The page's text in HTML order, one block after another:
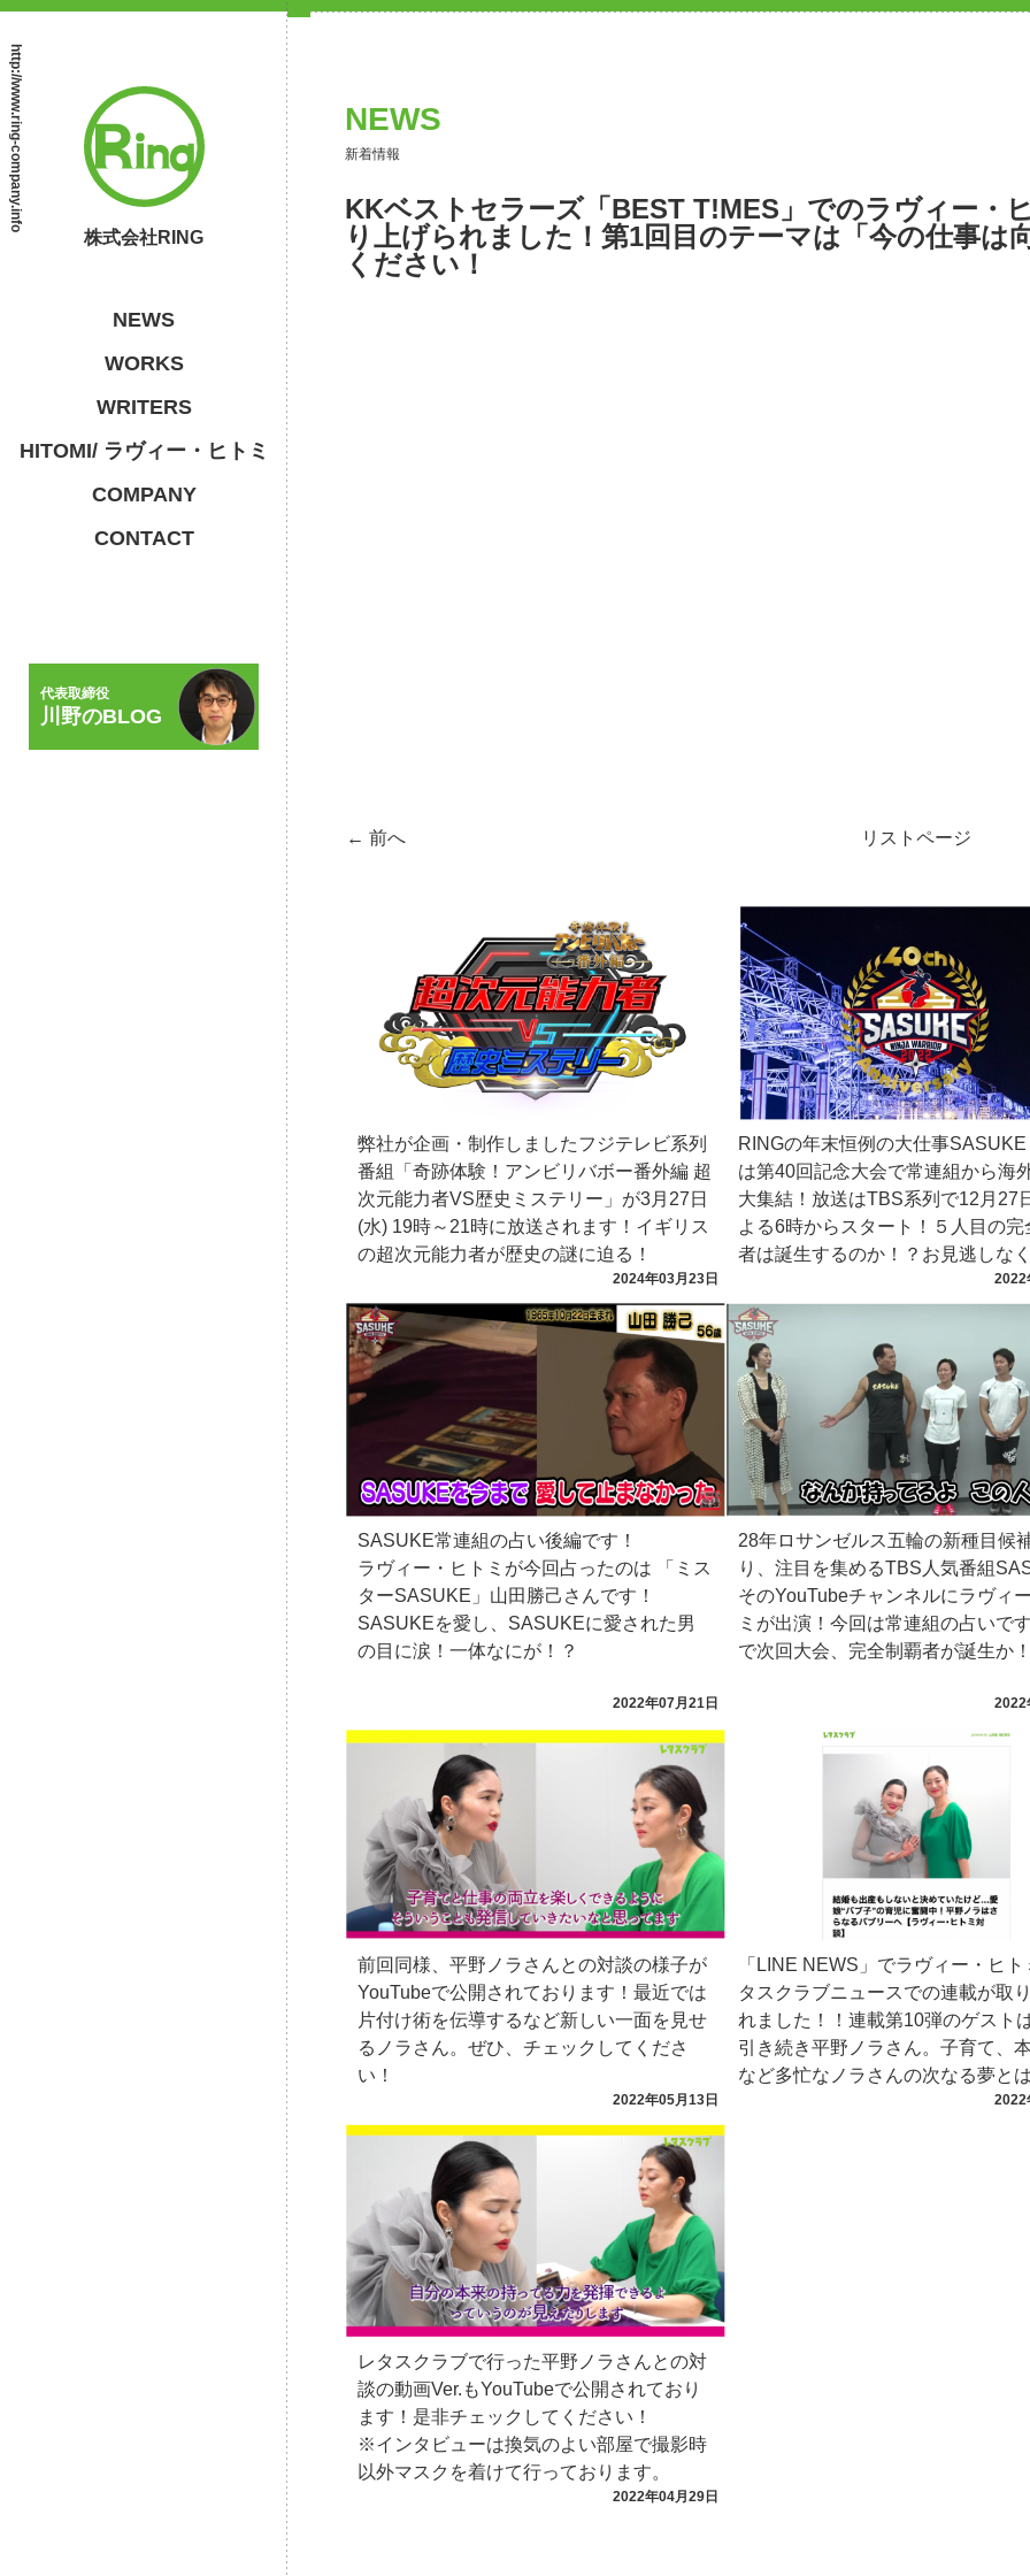
株式会社RING
NEWS
WORKS
WRITERS
HITOMI/ ラヴィー・ヒトミ
COMPANY
CONTACT
代表取締役
川野のBLOG
http://www.ring-company.info NEWS
新着情報
KKベストセラーズ「BEST T!MES」でのラヴィー・
り上げられました！第1回目のテーマは「今の仕事は
ください！
← 前へ リストページ
2024年03月23日
弊社が企画・制作しましたフジテレビ系列
番組「奇跡体験！アンビリバボー番外編 超
次元能力者VS歴史ミステリー」が3月27日
(水) 19時～21時に放送されます！イギリス
の超次元能力者が歴史の謎に迫る！
2022
RINGの年末恒例の大仕事
は第40回記念大会で常連組から海
大集結！放送はTBS系列で12月27
よる6時からスタート！５人目の完
者は誕生するのか！？お見逃しな
2022年07月21日
SASUKE常連組の占い後編です！
ラヴィー・ヒトミが今回占ったのは 「ミス
ターSASUKE」山田勝己さんです！
SASUKEを愛し、SASUKEに愛された男
の目に涙！一体なにが！？
2022
28年ロサンゼルス五輪の新種目候
り、注目を集めるTBS人気番組
そのYouTubeチャンネルにラヴィ
ミが出演！今回は常連組の占いで
で次回大会、完全制覇者が誕生か
2022年05月13日
前回同様、平野ノラさんとの対談の様子が
YouTubeで公開されております！最近では
片付け術を伝導するなど新しい一面を見せ
るノラさん。ぜひ、チェックしてくださ
い！
2022
「LINE NEWS」でラヴィー・ヒ
タスクラブニュースでの連載が取
れました！！連載第10弾のゲスト
引き続き平野ノラさん。子育て、
など多忙なノラさんの次なる夢と
2022年04月29日
レタスクラブで行った平野ノラさんとの対
談の動画Ver.もYouTubeで公開されており
ます！是非チェックしてください！
※インタビューは換気のよい部屋で撮影時
以外マスクを着けて行っております。